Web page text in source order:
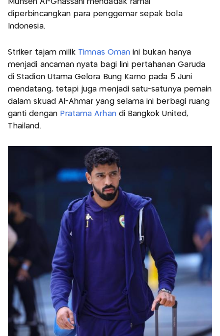
Muhsen Al-Ghassani mendadak ramai
diperbincangkan para penggemar sepak bola
Indonesia.
Striker tajam milik Timnas Oman ini bukan hanya
menjadi ancaman nyata bagi lini pertahanan Garuda
di Stadion Utama Gelora Bung Karno pada 5 Juni
mendatang, tetapi juga menjadi satu-satunya pemain
dalam skuad Al-Ahmar yang selama ini berbagi ruang
ganti dengan Pratama Arhandi Bangkok United,
Thailand.